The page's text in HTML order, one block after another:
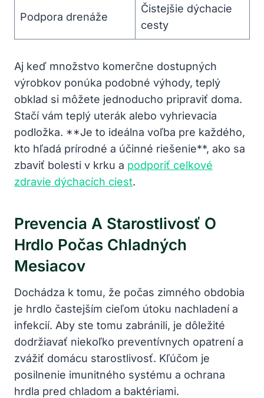
Podpora drenáže
Čistejšie dýchacie
cesty
Aj keď množstvo komerčne dostupných
výrobkov ponúka⁤ podobné výhody,⁢ teplý
obklad si môžete‌ jednoducho pripraviť‍ doma.
Stačí ‌vám teplý uterák alebo ‍vyhrievacia
podložka. **Je to ideálna voľba pre ​každého, ​
kto hľadá ⁣prírodné a účinné ‌riešenie**, ako sa
zbaviť‍ bolesti v krku a podporiť celkové
zdravie dýchacích ciest.
Prevencia A​ Starostlivosť O⁢
Hrdlo Počas‍ Chladných
Mesiacov
Dochádza k ⁤tomu, že počas zimného ‌obdobia
je hrdlo častejším cieľom útoku nachladení a
infekcií.⁤ Aby ste tomu zabránili, je dôležité
dodržiavať niekoľko preventívnych opatrení a
zvážiť domácu ⁢starostlivosť. Kľúčom je
posilnenie imunitného systému a ochrana
hrdla pred⁢ chladom a baktériami.